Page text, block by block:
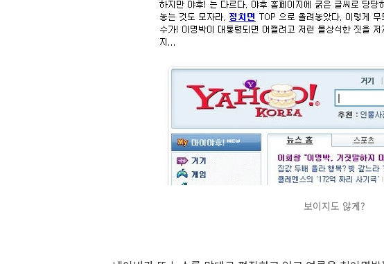
보이지도 않게?